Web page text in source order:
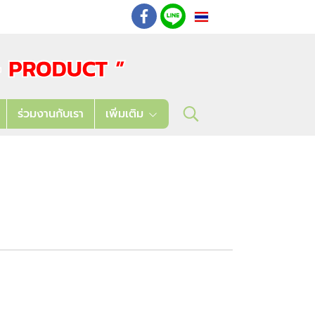
TH
ร่วมงานกับเรา เพิ่มเติม